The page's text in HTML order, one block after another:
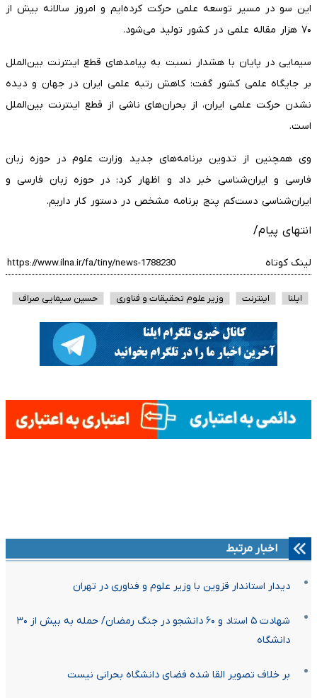
این سو در مسیر توسعه علمی حرکت کرده‌ایم و امروز سالانه بیش از
۷۰ هزار مقاله علمی در کشور تولید می‌شود.
سیمایی در پایان با هشدار نسبت به پیامدهای قطع اینترنت بین‌الملل
بر جایگاه علمی کشور گفت: کاهش رتبه علمی ایران در جهان و دیده
نشدن حرکت علمی ایران، از بحران‌های ناشی از قطع اینترنت بین‌الملل
است.
وی همچنین از تدوین برنامه‌های جدید وزارت علوم در حوزه زبان
فارسی و ایران‌شناسی خبر داد و اظهار کرد: در حوزه زبان فارسی و
ایران‌شناسی دست‌کم پنج برنامه مشخص در دستور کار داریم.
انتهای پیام/
لینک کوتاه
ایلنا اینترنت وزیر علوم تحقیقات و فناوری حسین سیمایی صراف
اخبار مرتبط
دیدار استاندار قزوین با وزیر علوم و فناوری در تهران
شهادت ۵ استاد و ۶۰ دانشجو در جنگ رمضان/ حمله به بیش از ۳۰
دانشگاه
بر خلاف تصویر القا شده فضای دانشگاه بحرانی نیست